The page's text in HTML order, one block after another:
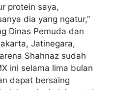
protein saya,
dia yang ngatur,”
Dinas Pemuda dan
Jatinegara,
Shahnaz sudah
ini selama lima bulan
dapat bersaing